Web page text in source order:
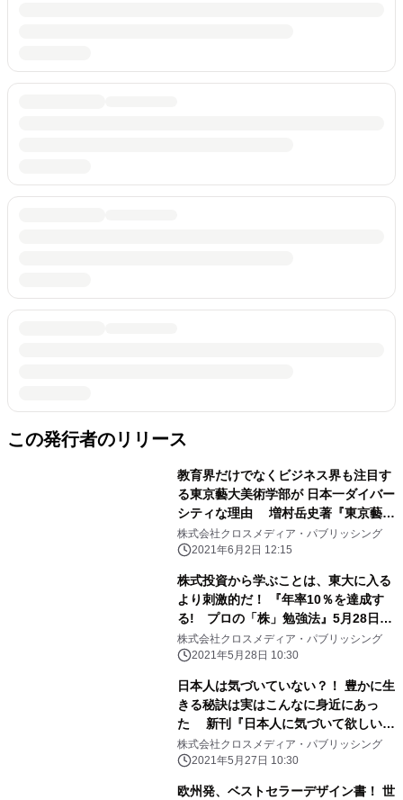
この発行者のリリース
教育界だけでなくビジネス界も注目す
る東京藝大美術学部が 日本一ダイバー
シティな理由 増村岳史著『東京藝大
美術学部 究極の思考』を6月2日に発
売！
株式会社クロスメディア・パブリッシング
2021年6月2日 12:15
株式投資から学ぶことは、東大に入る
より刺激的だ！ 『年率10％を達成す
る! プロの「株」勉強法』5月28日発
売！
株式会社クロスメディア・パブリッシング
2021年5月28日 10:30
日本人は気づいていない？！ 豊かに生
きる秘訣は実はこんなに身近にあっ
た 新刊『日本人に気づいて欲しい健
康的な習慣』発売
株式会社クロスメディア・パブリッシング
2021年5月27日 10:30
欧州発、ベストセラーデザイン書！ 世